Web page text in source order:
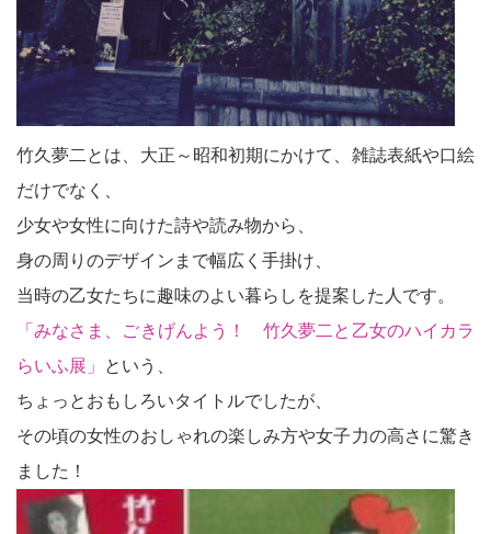
竹久夢二とは、大正～昭和初期にかけて、雑誌表紙や口絵
だけでなく、
少女や女性に向けた詩や読み物から、
身の周りのデザインまで幅広く手掛け、
当時の乙女たちに趣味のよい暮らしを提案した人です。
「みなさま、ごきげんよう！ 竹久夢二と乙女のハイカラ
らいふ展」
という、
ちょっとおもしろいタイトルでしたが、
その頃の女性のおしゃれの楽しみ方や女子力の高さに驚き
ました！